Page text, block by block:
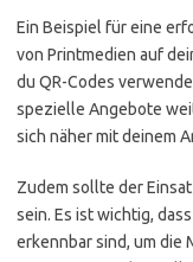
Ein Beispiel für eine
von Printmedien auf
du QR-Codes
spezielle Angebote
sich näher mit deinem
Zudem sollte der
sein. Es ist wichtig,
erkennbar sind, um die